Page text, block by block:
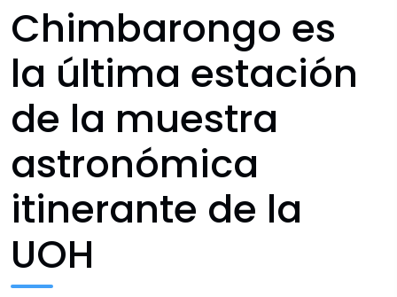
Chimbarongo es
la última estación
de la muestra
astronómica
itinerante de la
UOH